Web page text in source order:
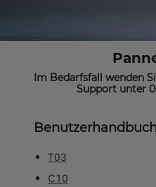
Im Bedarfsfall wenden
Support unter
T03
C10